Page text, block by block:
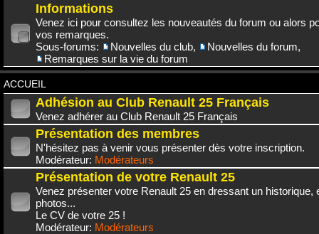
Informations
Venez ici pour consultez les nouveautés du forum ou alors
vos remarques.
Sous-forums:
Nouvelles du club, Nouvelles du forum,
Remarques sur la vie du forum
ACCUEIL
Adhésion au Club Renault 25 Français
Venez adhérer au Club Renault 25 Français
Présentation des membres
N'hésitez pas à venir vous présenter dès votre inscription.
Modérateur: Modérateurs
Présentation de votre Renault 25
Venez présenter votre Renault 25 en dressant un historique,
photos...
Le CV de votre 25 !
Modérateur: Modérateurs